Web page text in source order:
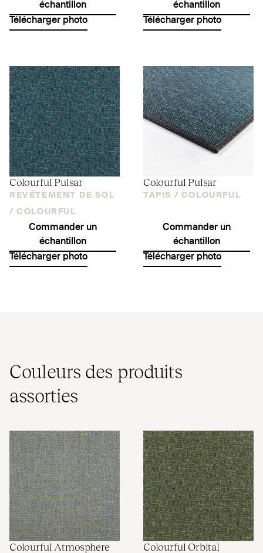
échantillon
Télécharger photo
échantillon
Télécharger photo
Colourful Pulsar
REVÊTEMENT DE SOL
/ COLOURFUL
Commander un
échantillon
Télécharger photo
Colourful Pulsar
TAPIS / COLOURFUL
Commander un
échantillon
Télécharger photo
Couleurs des produits
assorties
Colourful Atmosphere Colourful Orbital